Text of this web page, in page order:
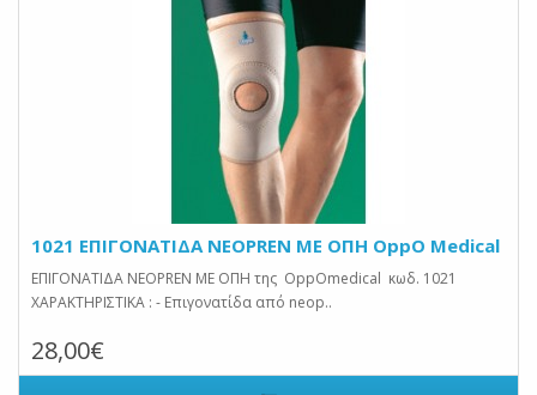
1021 ΕΠΙΓΟΝΑΤΙΔΑ NEOPREN ME ΟΠΗ OppO Medical
ΕΠΙΓΟΝΑΤΙΔΑ NEOPREN ME ΟΠΗ της OppOmedical κωδ. 1021
ΧΑΡΑΚΤΗΡΙΣΤΙΚΑ : - Επιγονατίδα από neop..
28,00€